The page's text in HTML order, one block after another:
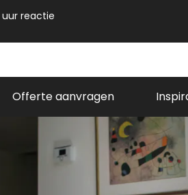
reactie
Offerte aanvragen